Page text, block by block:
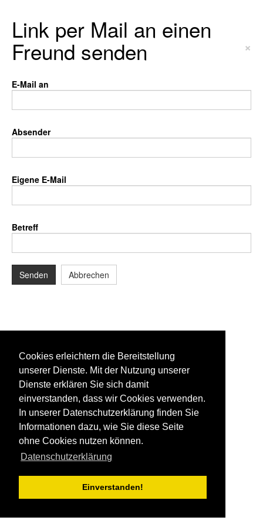
Cookies erleichtern die Bereitstellung
unserer Dienste. Mit der Nutzung unserer
Dienste erklären Sie sich damit
einverstanden, dass wir Cookies verwenden.
In unserer Datenschutzerklärung finden Sie
Informationen dazu, wie Sie diese Seite
ohne Cookies nutzen können.
Datenschutzerklärung
Einverstanden!
Link per Mail an einen
Freund senden ×
E-Mail an
Absender
Eigene E-Mail
Betreff
Senden Abbrechen